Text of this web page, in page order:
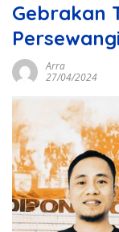
Gebrakan
Persewangi
Arra
27/04/2024